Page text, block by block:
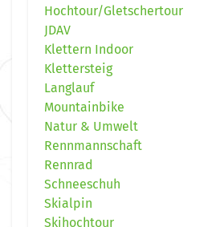
Hochtour/Gletschertour
JDAV
Klettern Indoor
Klettersteig
Langlauf
Mountainbike
Natur & Umwelt
Rennmannschaft
Rennrad
Schneeschuh
Skialpin
Skihochtour